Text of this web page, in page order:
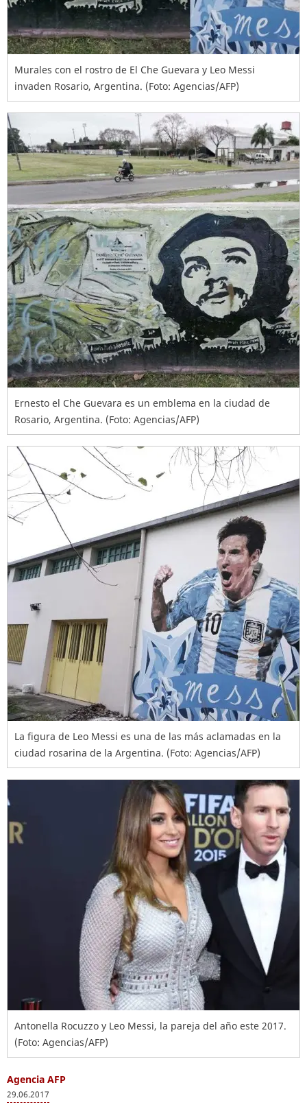
Murales con el rostro de El Che Guevara y Leo Messi
invaden Rosario, Argentina. (Foto: Agencias/AFP)
Ernesto el Che Guevara es un emblema en la ciudad de
Rosario, Argentina. (Foto: Agencias/AFP)
La figura de Leo Messi es una de las más aclamadas en la
ciudad rosarina de la Argentina. (Foto: Agencias/AFP)
Antonella Rocuzzo y Leo Messi, la pareja del año este 2017.
(Foto: Agencias/AFP)
Agencia AFP
29.06.2017